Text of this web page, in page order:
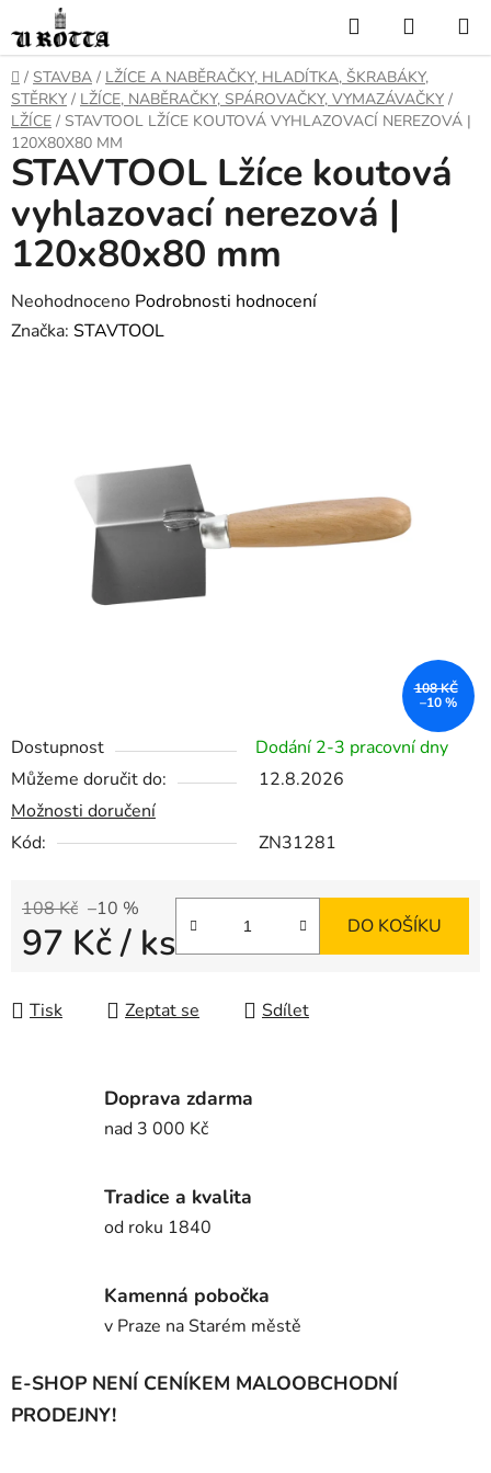
na
obsah
Hledat
KOŠÍK
DOMŮ
/ STAVBA / LŽÍCE A NABĚRAČKY, HLADÍTKA, ŠKRABÁKY,
STĚRKY / LŽÍCE, NABĚRAČKY, SPÁROVAČKY, VYMAZÁVAČKY /
LŽÍCE / STAVTOOL LŽÍCE KOUTOVÁ VYHLAZOVACÍ NEREZOVÁ |
120X80X80 MM
Dostupnost
Dodání 2-3 pracovní dny
Můžeme doručit do:
12.8.2026
Možnosti doručení
Kód:
ZN31281
108 Kč –10 %
97 Kč/ ks DO KOŠÍKU
Tisk Zeptat se Sdílet
STAVTOOL Lžíce koutová
vyhlazovací nerezová |
120x80x80 mm
Průměrné
hodnocení
hvězdiček.
Neohodnoceno Podrobnosti hodnocení
Značka: STAVTOOL
108 KČ
–10 %
Doprava zdarma
nad 3 000 Kč
Tradice a kvalita
od roku 1840
Kamenná pobočka
v Praze na Starém městě
E-SHOP NENÍ CENÍKEM MALOOBCHODNÍ
PRODEJNY!